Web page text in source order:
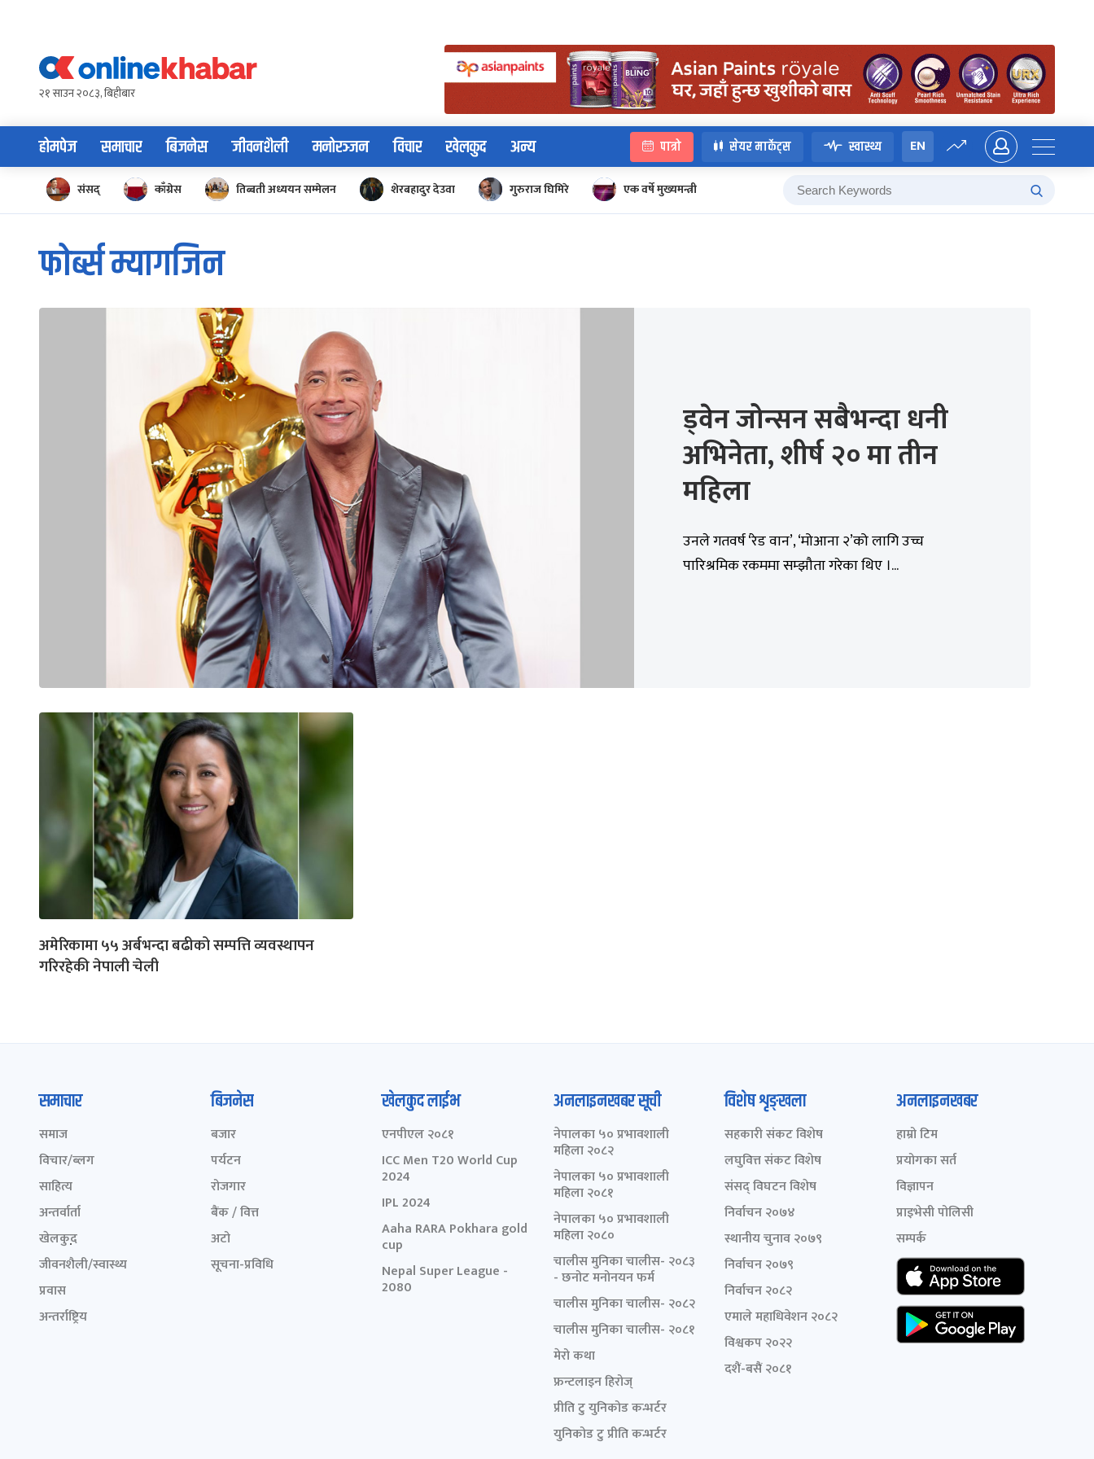
content२१ साउन २०८३, बिहीबार
होमपेज समाचार बिजनेस जीवनशैली मनोरञ्जन विचार खेलकुद अन्य पात्रो सेयर मार्केट्स स्वास्थ्य EN
संसद् काँग्रेस तिब्बती अध्ययन सम्मेलन शेरबहादुर देउवा गुरुराज घिमिरे एक वर्षे मुख्यमन्त्री
फोर्ब्स म्यागजिन
ड्वेन जोन्सन सबैभन्दा धनी
अभिनेता, शीर्ष २० मा तीन
महिला
उनले गतवर्ष ‘रेड वान’, ‘मोआना २’को लागि उच्च
पारिश्रमिक रकममा सम्झौता गरेका थिए ।...
अमेरिकामा ५५ अर्बभन्दा बढीको सम्पत्ति व्यवस्थापन
गरिरहेकी नेपाली चेली
समाचार
समाज
विचार/ब्लग
साहित्य
अन्तर्वार्ता
खेलकुद़़
जीवनशैली/स्वास्थ्य
प्रवास
अन्तर्राष्ट्रिय
बिजनेस
बजार
पर्यटन
रोजगार
बैंक / वित्त
अटो
सूचना-प्रविधि
खेलकुद लाईभ
एनपीएल २०८१
ICC Men T20 World Cup
2024
IPL 2024
Aaha RARA Pokhara gold
cup
Nepal Super League -
2080
अनलाइनखबर सूची
नेपालका ५० प्रभावशाली
महिला २०८२
नेपालका ५० प्रभावशाली
महिला २०८१
नेपालका ५० प्रभावशाली
महिला २०८०
चालीस मुनिका चालीस- २०८३
- छनोट मनोनयन फर्म
चालीस मुनिका चालीस- २०८२
चालीस मुनिका चालीस- २०८१
मेरो कथा
फ्रन्टलाइन हिरोज्
प्रीति टु युनिकोड कन्भर्टर
युनिकोड टु प्रीति कन्भर्टर
विशेष शृङ्खला
सहकारी संकट विशेष
लघुवित्त संकट विशेष
संसद् विघटन विशेष
निर्वाचन २०७४
स्थानीय चुनाव २०७९
निर्वाचन २०७९
निर्वाचन २०८२
एमाले महाधिवेशन २०८२
विश्वकप २०२२
दशैं-बसैं २०८१
अनलाइनखबर
हाम्रो टिम
प्रयोगका सर्त
विज्ञापन
प्राइभेसी पोलिसी
सम्पर्क